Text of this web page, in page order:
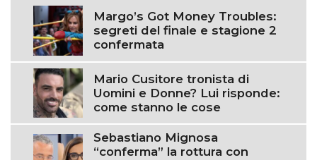
Margo’s Got Money Troubles:
segreti del finale e stagione 2
confermata
Mario Cusitore tronista di
Uomini e Donne? Lui risponde:
come stanno le cose
Sebastiano Mignosa
“conferma” la rottura con